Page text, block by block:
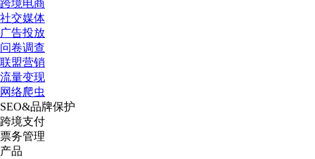
跨境电商
社交媒体
广告投放
问卷调查
联盟营销
流量变现
网络爬虫
SEO&品牌保护
跨境支付
票务管理
产品